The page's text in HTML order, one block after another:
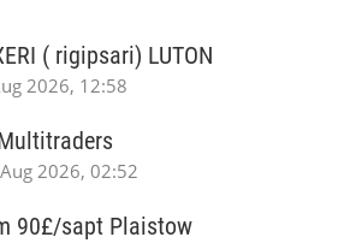
( rigipsari) LUTON
2026, 12:58
2026, 02:52
90£/sapt Plaistow